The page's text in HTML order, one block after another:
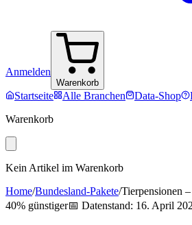
Anmelden
Warenkorb
Startseite Alle Branchen Data-Shop
Warenkorb
Kein Artikel im Warenkorb
Home/Bundesland-Pakete/Tierpensionen –
40% günstiger📅 Datenstand: 16. April